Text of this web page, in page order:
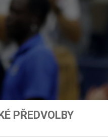
sezónách,
PŘEDVOLBY